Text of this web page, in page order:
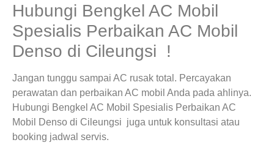
Hubungi Bengkel AC Mobil
Spesialis Perbaikan AC Mobil
Denso di Cileungsi !
Jangan tunggu sampai AC rusak total. Percayakan
perawatan dan perbaikan AC mobil Anda pada ahlinya.
Hubungi Bengkel AC Mobil Spesialis Perbaikan AC
Mobil Denso di Cileungsi juga untuk konsultasi atau
booking jadwal servis.